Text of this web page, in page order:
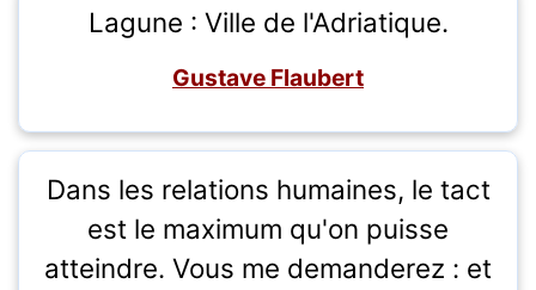
Lagune : Ville de l'Adriatique.
Gustave Flaubert
Dans les relations humaines, le tact
est le maximum qu'on puisse
atteindre. Vous me demanderez : et